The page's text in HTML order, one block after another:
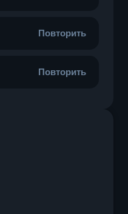
Повторить
Повторить